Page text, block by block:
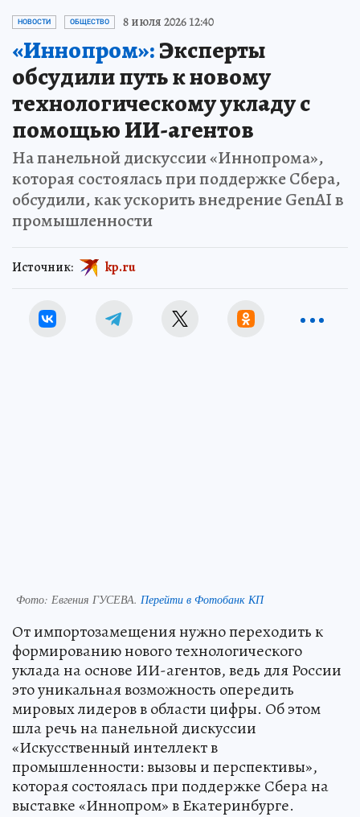
НОВОСТИ ОБЩЕСТВО 8 июля 2026 12:40
«Иннопром»:Эксперты
обсудили путь к новому
технологическому укладу с
помощью ИИ-агентов
На панельной дискуссии «Иннопрома»,
которая состоялась при поддержке Сбера,
обсудили, как ускорить внедрение GenAI в
промышленности
Источник: kp.ru
Фото: Евгения ГУСЕВА. Перейти в Фотобанк КП
От импортозамещения нужно переходить к
формированию нового технологического
уклада на основе ИИ-агентов, ведь для России
это уникальная возможность опередить
мировых лидеров в области цифры. Об этом
шла речь на панельной дискуссии
«Искусственный интеллект в
промышленности: вызовы и перспективы»,
которая состоялась при поддержке Сбера на
выставке «Иннопром» в Екатеринбурге.